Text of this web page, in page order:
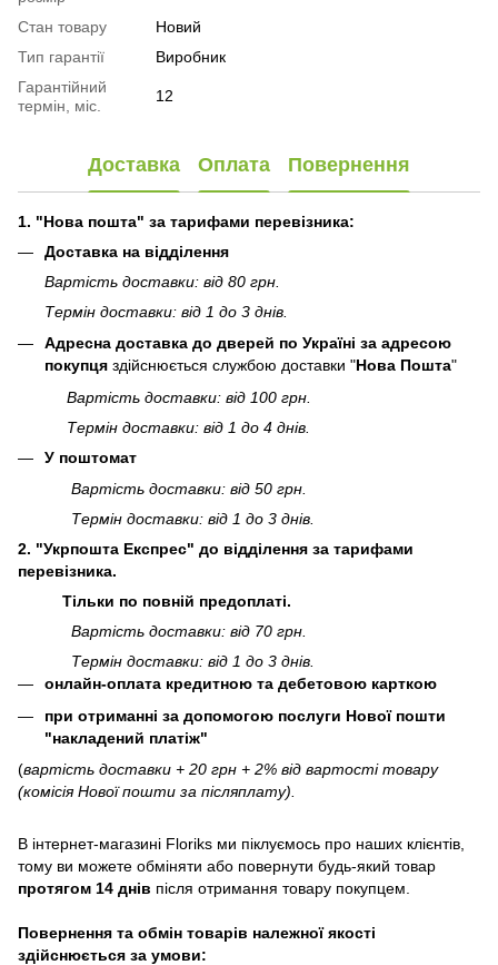
Стан товару
Новий
Тип гарантії
Виробник
Гарантійний
термін, міс.
12
Доставка Оплата Повернення
1. "Нова пошта" за тарифами перевізника:
Доставка на відділення
Вартість доставки: від 80 грн.
Термін доставки: від 1 до 3 днів.
Адресна доставка до дверей по Україні за адресою
покупця здійснюється службою доставки "Нова Пошта"
Вартість доставки: від 100 грн.
Термін доставки: від 1 до 4 днів.
У поштомат
Вартість доставки: від 50 грн.
Термін доставки: від 1 до 3 днів.
2. "Укрпошта Експрес" до відділення за тарифами
перевізника.
Тільки по повній предоплаті.
Вартість доставки: від 70 грн.
Термін доставки: від 1 до 3 днів.
онлайн-оплата кредитною та дебетовою карткою
при отриманні за допомогою послуги Нової пошти
"накладений платіж"
(вартість доставки + 20 грн + 2% від вартості товару
(комісія Нової пошти за післяплату).
В інтернет-магазині Floriks ми піклуємось про наших клієнтів,
тому ви можете обміняти або повернути будь-який товар
протягом 14 днів після отримання товару покупцем.
Повернення та обмін товарів належної якості
здійснюється за умови: